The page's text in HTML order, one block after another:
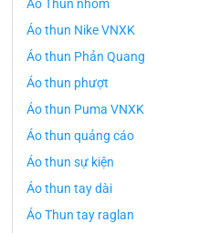
Áo Thun nhóm
Áo thun Nike VNXK
Áo thun Phản Quang
Áo thun phượt
Áo thun Puma VNXK
Áo thun quảng cáo
Áo thun sự kiện
Áo thun tay dài
Áo Thun tay raglan